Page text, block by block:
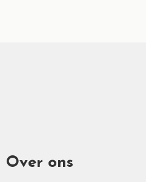
Over ons